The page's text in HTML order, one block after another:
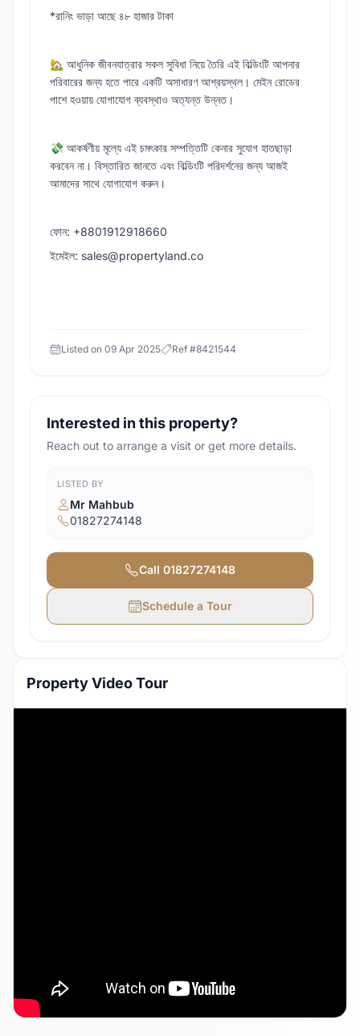
*রানিং ভাড়া আছে ৪৮ হাজার টাকা
🏡 আধুনিক জীবনযাত্রার সকল সুবিধা নিয়ে তৈরি এই বিল্ডিংটি আপনার
পরিবারের জন্য হতে পারে একটি অসাধারণ আশ্রয়স্থল। মেইন রোডের
পাশে হওয়ায় যোগাযোগ ব্যবস্থাও অত্যন্ত উন্নত।
💸 আকর্ষণীয় মূল্যে এই চমৎকার সম্পত্তিটি কেনার সুযোগ হাতছাড়া
করবেন না। বিস্তারিত জানতে এবং বিল্ডিংটি পরিদর্শনের জন্য আজই
আমাদের সাথে যোগাযোগ করুন।
ফোন: +8801912918660
ইমেইল: sales@propertyland.co
Listed on 09 Apr 2025 Ref #8421544
Interested in this property?
Reach out to arrange a visit or get more details.
LISTED BY
Mr Mahbub
01827274148
Call 01827274148
Schedule a Tour
Property Video Tour